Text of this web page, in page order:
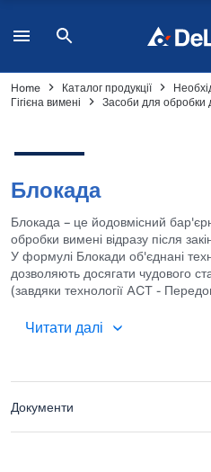
Home Каталог продукції
Гігієна вимені
Засоби для обробки
Блокада
Блокада – це йодовмісний
обробки вимені відразу після
У формулі Блокади об'єднані
дозволяють досягати чудового
(завдяки технології ACT -
ефекту завдяки високій
(I-Tech - Технологія вивільнення
Читати далі
Документи